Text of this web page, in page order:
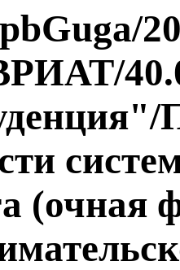
(очная